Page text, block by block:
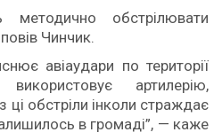
методично обстрілювати
Чинчик.
авіаудари по території
артилерію,
ці обстріли інколи страждає
в громаді”, — каже